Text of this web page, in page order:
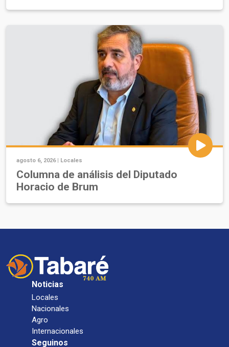
agosto 6, 2026 | Locales
Columna de análisis del Diputado
Horacio de Brum
Noticias
Locales
Nacionales
Agro
Internacionales
Seguinos